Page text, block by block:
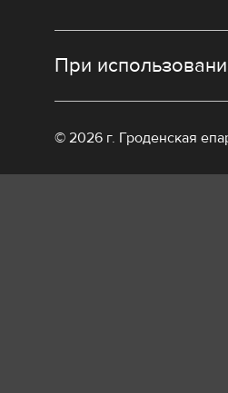
При
© 2026 г. Гроденская